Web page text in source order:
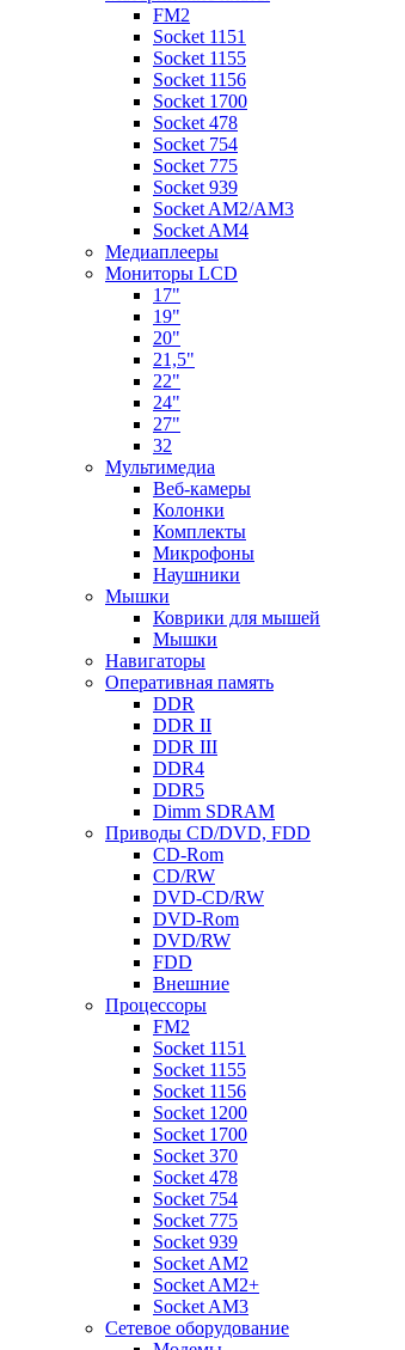
FM2
Socket 1151
Socket 1155
Socket 1156
Socket 1700
Socket 478
Socket 754
Socket 775
Socket 939
Socket AM2/AM3
Socket AM4
Медиаплееры
Мониторы LCD
17"
19"
20"
21,5"
22"
24"
27"
32
Мультимедиа
Веб-камеры
Колонки
Комплекты
Микрофоны
Наушники
Мышки
Коврики для мышей
Мышки
Навигаторы
Оперативная память
DDR
DDR II
DDR III
DDR4
DDR5
Dimm SDRAM
Приводы СD/DVD, FDD
CD-Rom
CD/RW
DVD-CD/RW
DVD-Rom
DVD/RW
FDD
Внешние
Процессоры
FM2
Socket 1151
Socket 1155
Socket 1156
Socket 1200
Socket 1700
Socket 370
Socket 478
Socket 754
Socket 775
Socket 939
Socket AM2
Socket AM2+
Socket AM3
Сетевое оборудование